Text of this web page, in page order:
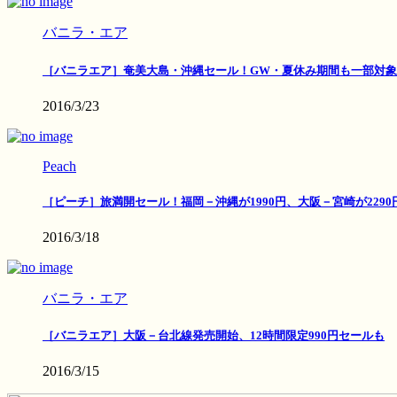
バニラ・エア
［バニラエア］奄美大島・沖縄セール！GW・夏休み期間も一部対象
2016/3/23
Peach
［ピーチ］旅満開セール！福岡－沖縄が1990円、大阪－宮崎が2290
2016/3/18
バニラ・エア
［バニラエア］大阪－台北線発売開始、12時間限定990円セールも
2016/3/15